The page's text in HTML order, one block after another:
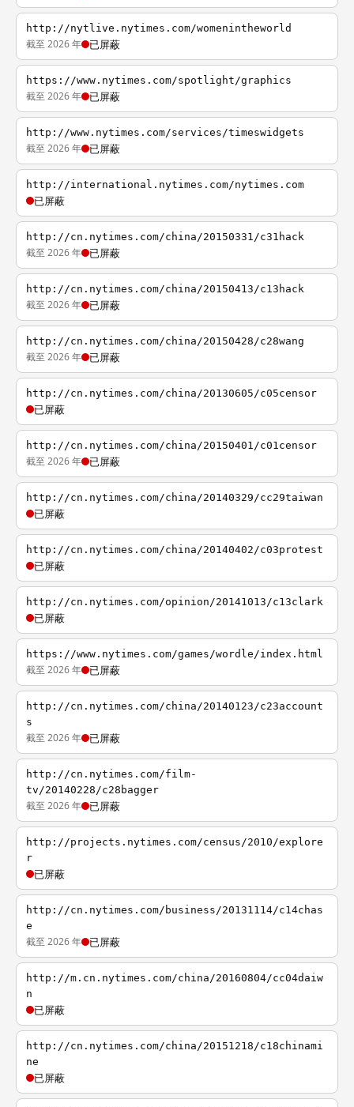
http://nytlive.nytimes.com/womenintheworld
截至 2026 年 已屏蔽
https://www.nytimes.com/spotlight/graphics
截至 2026 年 已屏蔽
http://www.nytimes.com/services/timeswidgets
截至 2026 年 已屏蔽
http://international.nytimes.com/nytimes.com
已屏蔽
http://cn.nytimes.com/china/20150331/c31hack
截至 2026 年 已屏蔽
http://cn.nytimes.com/china/20150413/c13hack
截至 2026 年 已屏蔽
http://cn.nytimes.com/china/20150428/c28wang
截至 2026 年 已屏蔽
http://cn.nytimes.com/china/20130605/c05censor
已屏蔽
http://cn.nytimes.com/china/20150401/c01censor
截至 2026 年 已屏蔽
http://cn.nytimes.com/china/20140329/cc29taiwan
已屏蔽
http://cn.nytimes.com/china/20140402/c03protest
已屏蔽
http://cn.nytimes.com/opinion/20141013/c13clark
已屏蔽
https://www.nytimes.com/games/wordle/index.html
截至 2026 年 已屏蔽
http://cn.nytimes.com/china/20140123/c23account
s
截至 2026 年 已屏蔽
http://cn.nytimes.com/film-
tv/20140228/c28bagger
截至 2026 年 已屏蔽
http://projects.nytimes.com/census/2010/explore
r
已屏蔽
http://cn.nytimes.com/business/20131114/c14chas
e
截至 2026 年 已屏蔽
http://m.cn.nytimes.com/china/20160804/cc04daiw
n
已屏蔽
http://cn.nytimes.com/china/20151218/c18chinami
ne
已屏蔽